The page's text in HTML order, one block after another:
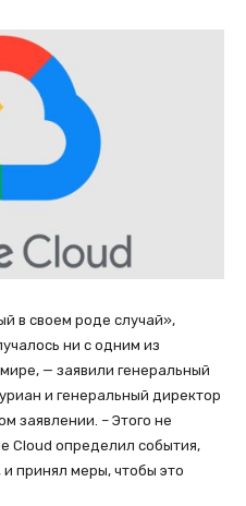
в своем роде случай»,
ни с одним из
— заявили генеральный
и генеральный директор
заявлении. – Этого не
Cloud определил события,
принял меры, чтобы это